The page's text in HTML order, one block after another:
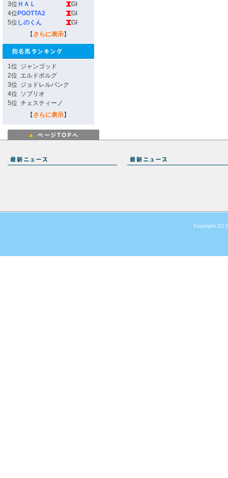
3位 ＨＡＬ
GI
4位 PGOTTA2
GI
5位 しのくん
GI
【 さらに表示】
1位 ジャンゴッド
2位 エルドボルグ
3位 ジョドレルバンク
4位 ソブリオ
5位 チェスティーノ
【 さらに表示】
Copyright (C)